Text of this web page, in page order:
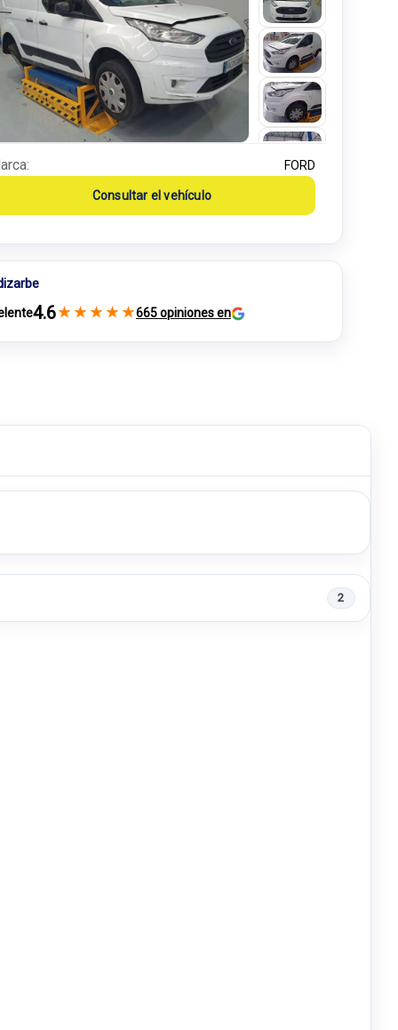
FORD
Consultar el vehículo
4.6★ ★ ★ ★ ★665 opiniones en
2